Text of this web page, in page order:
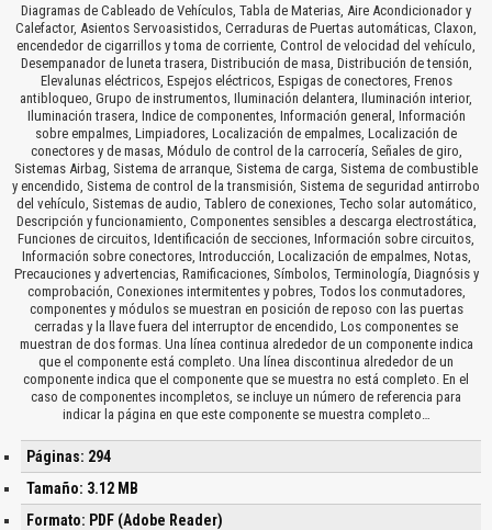
Diagramas de Cableado de Vehículos, Tabla de Materias, Aire Acondicionador y
Calefactor, Asientos Servoasistidos, Cerraduras de Puertas automáticas, Claxon,
encendedor de cigarrillos y toma de corriente, Control de velocidad del vehículo,
Desempanador de luneta trasera, Distribución de masa, Distribución de tensión,
Elevalunas eléctricos, Espejos eléctricos, Espigas de conectores, Frenos
antibloqueo, Grupo de instrumentos, Iluminación delantera, Iluminación interior,
Iluminación trasera, Indice de componentes, Información general, Información
sobre empalmes, Limpiadores, Localización de empalmes, Localización de
conectores y de masas, Módulo de control de la carrocería, Señales de giro,
Sistemas Airbag, Sistema de arranque, Sistema de carga, Sistema de combustible
y encendido, Sistema de control de la transmisión, Sistema de seguridad antirrobo
del vehículo, Sistemas de audio, Tablero de conexiones, Techo solar automático,
Descripción y funcionamiento, Componentes sensibles a descarga electrostática,
Funciones de circuitos, Identificación de secciones, Información sobre circuitos,
Información sobre conectores, Introducción, Localización de empalmes, Notas,
Precauciones y advertencias, Ramificaciones, Símbolos, Terminología, Diagnósis y
comprobación, Conexiones intermitentes y pobres, Todos los conmutadores,
componentes y módulos se muestran en posición de reposo con las puertas
cerradas y la llave fuera del interruptor de encendido, Los componentes se
muestran de dos formas. Una línea continua alrededor de un componente indica
que el componente está completo. Una línea discontinua alrededor de un
componente indica que el componente que se muestra no está completo. En el
caso de componentes incompletos, se incluye un número de referencia para
indicar la página en que este componente se muestra completo…
Páginas: 294
Tamaño: 3.12 MB
Formato: PDF (Adobe Reader)